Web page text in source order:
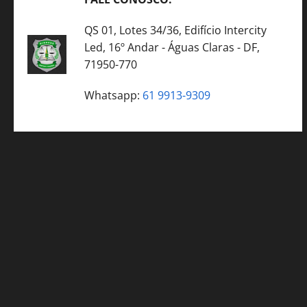
QS 01, Lotes 34/36, Edifício Intercity
Led, 16º Andar - Águas Claras - DF,
71950-770
Whatsapp: 61 9913-9309